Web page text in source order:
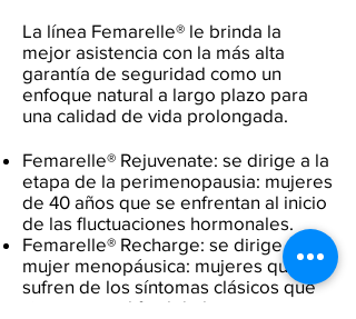
La línea Femarelle® le brinda la
mejor asistencia con la más alta
garantía de seguridad como un
enfoque natural a largo plazo para
una calidad de vida prolongada.
Femarelle® Rejuvenate: se dirige a la
etapa de la perimenopausia: mujeres
de 40 años que se enfrentan al inicio
de las fluctuaciones hormonales.
Femarelle® Recharge: se dirige a la
mujer menopáusica: mujeres que
sufren de los síntomas clásicos que
vienen con el final de la